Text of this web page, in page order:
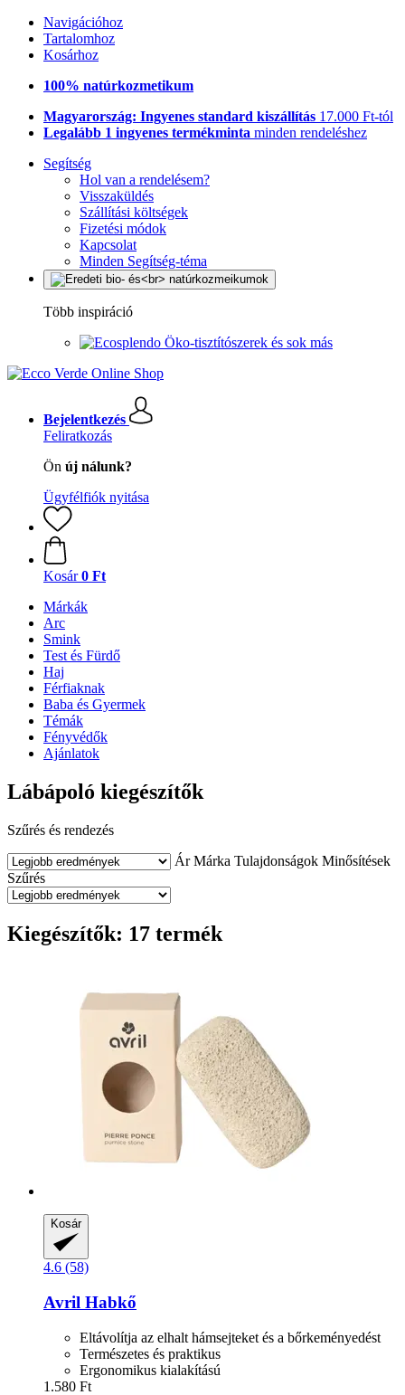
Navigációhoz
Tartalomhoz
Kosárhoz
100% natúrkozmetikum
Magyarország: Ingyenes standard kiszállítás 17.000 Ft-tól
Legalább 1 ingyenes termékminta minden rendeléshez
Segítség
Hol van a rendelésem?
Visszaküldés
Szállítási költségek
Fizetési módok
Kapcsolat
Minden Segítség-téma
Több inspiráció
Öko-tisztítószerek és sok más
Bejelentkezés
Feliratkozás
Ön új nálunk?
Ügyfélfiók nyitása
Kosár 0 Ft
Márkák
Arc
Smink
Test és Fürdő
Haj
Férfiaknak
Baba és Gyermek
Témák
Fényvédők
Ajánlatok
Lábápoló kiegészítők
Szűrés és rendezés
Ár Márka Tulajdonságok Minősítések
Szűrés
Kiegészítők: 17 termék
Kosár
4.6 (58)
Avril Habkő
Eltávolítja az elhalt hámsejteket és a bőrkeményedést
Természetes és praktikus
Ergonomikus kialakítású
1.580 Ft